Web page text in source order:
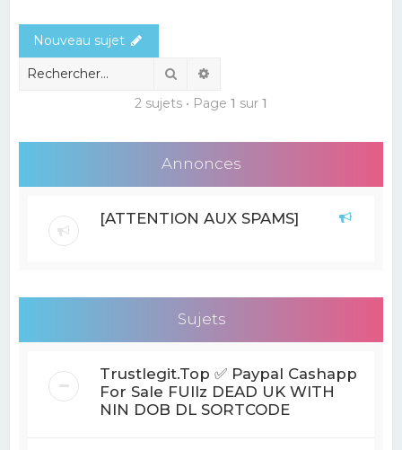
r
Nouveau sujet
Rechercher
2 sujets • Page 1 sur 1
Annonces
[ATTENTION AUX SPAMS]
Sujets
Trustlegit.Top ✅ Paypal Cashapp
For Sale FUllz DEAD UK WITH
NIN DOB DL SORTCODE